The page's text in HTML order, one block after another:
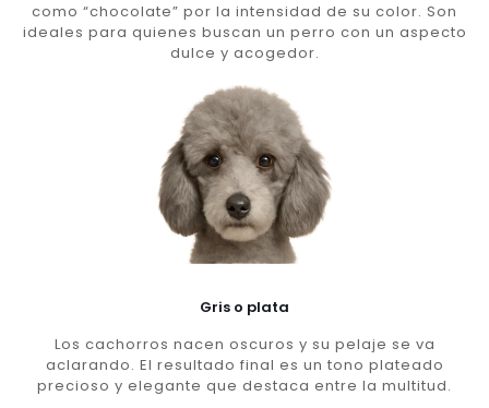
como “chocolate” por la intensidad de su color. Son
ideales para quienes buscan un perro con un aspecto
dulce y acogedor.
Gris o plata
Los cachorros nacen oscuros y su pelaje se va
aclarando. El resultado final es un tono plateado
precioso y elegante que destaca entre la multitud.